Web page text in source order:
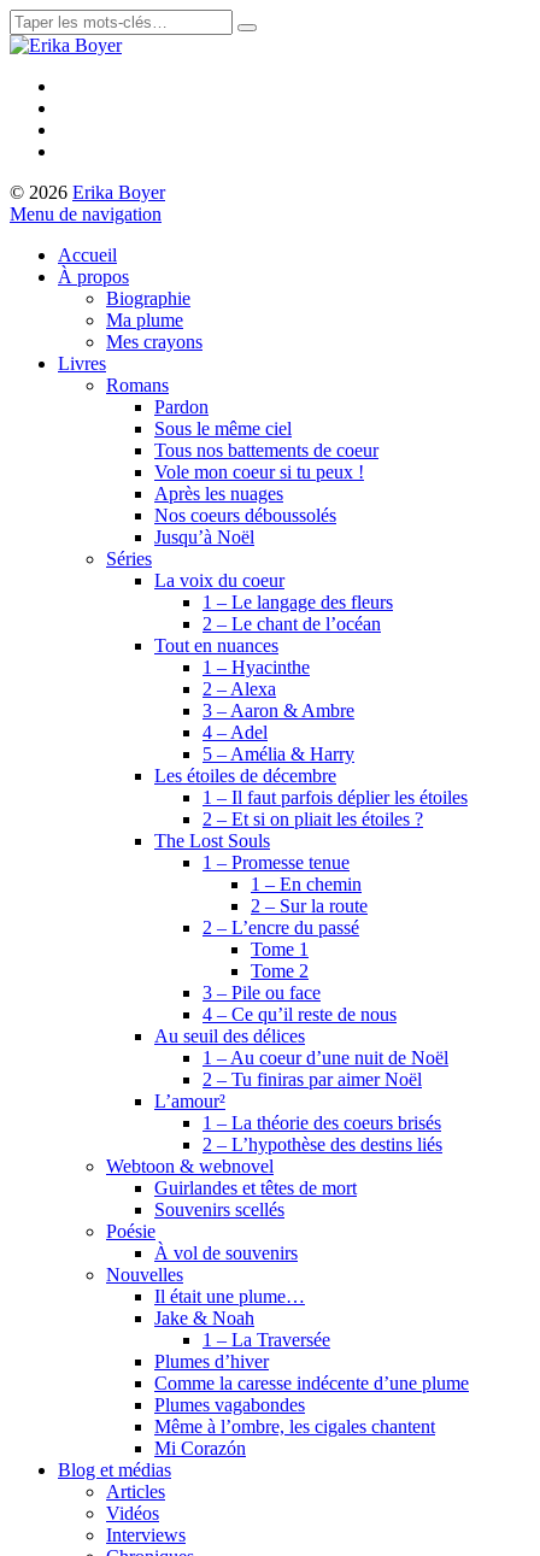
© 2026 Erika Boyer
Menu de navigation
Accueil
À propos
Biographie
Ma plume
Mes crayons
Livres
Romans
Pardon
Sous le même ciel
Tous nos battements de coeur
Vole mon coeur si tu peux !
Après les nuages
Nos coeurs déboussolés
Jusqu’à Noël
Séries
La voix du coeur
1 – Le langage des fleurs
2 – Le chant de l’océan
Tout en nuances
1 – Hyacinthe
2 – Alexa
3 – Aaron & Ambre
4 – Adel
5 – Amélia & Harry
Les étoiles de décembre
1 – Il faut parfois déplier les étoiles
2 – Et si on pliait les étoiles ?
The Lost Souls
1 – Promesse tenue
1 – En chemin
2 – Sur la route
2 – L’encre du passé
Tome 1
Tome 2
3 – Pile ou face
4 – Ce qu’il reste de nous
Au seuil des délices
1 – Au coeur d’une nuit de Noël
2 – Tu finiras par aimer Noël
L’amour²
1 – La théorie des coeurs brisés
2 – L’hypothèse des destins liés
Webtoon & webnovel
Guirlandes et têtes de mort
Souvenirs scellés
Poésie
À vol de souvenirs
Nouvelles
Il était une plume…
Jake & Noah
1 – La Traversée
Plumes d’hiver
Comme la caresse indécente d’une plume
Plumes vagabondes
Même à l’ombre, les cigales chantent
Mi Corazón
Blog et médias
Articles
Vidéos
Interviews